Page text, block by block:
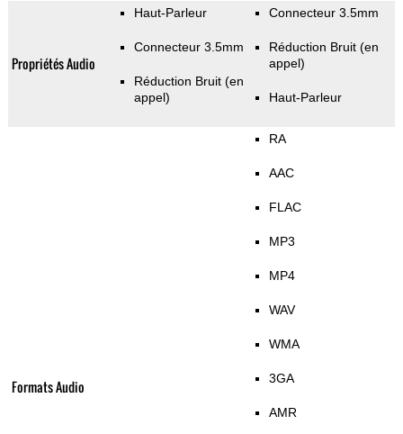
Propriétés Audio
Haut-Parleur
Connecteur 3.5mm
Réduction Bruit (en
appel)
Connecteur 3.5mm
Réduction Bruit (en
appel)
Haut-Parleur
Formats Audio
RA
AAC
FLAC
MP3
MP4
WAV
WMA
3GA
AMR